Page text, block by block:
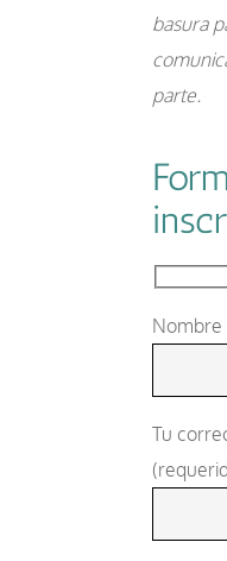
basura
parte.
Nombre
Tu